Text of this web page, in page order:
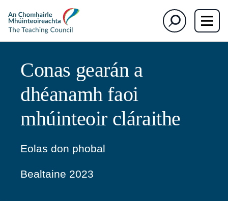
The
Teaching
Council
Cuardaigh
Conas gearán a
dhéanamh faoi
mhúinteoir cláraithe
Eolas don phobal
Bealtaine 2023